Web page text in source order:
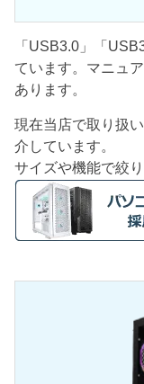
「USB3.0」「
ています。マニュ
あります。
現在当店で取り扱
介しています。
サイズや機能で絞